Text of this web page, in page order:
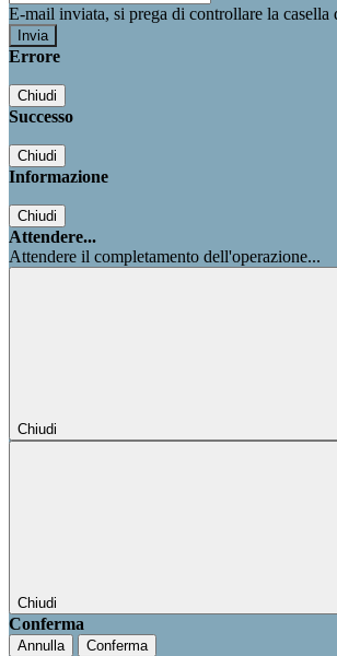
E-mail inviata, si prega di controllare la casella
Errore
Chiudi
Successo
Chiudi
Informazione
Chiudi
Attendere...
Attendere il completamento dell'operazione...
Chiudi
Chiudi
Conferma
Annulla Conferma